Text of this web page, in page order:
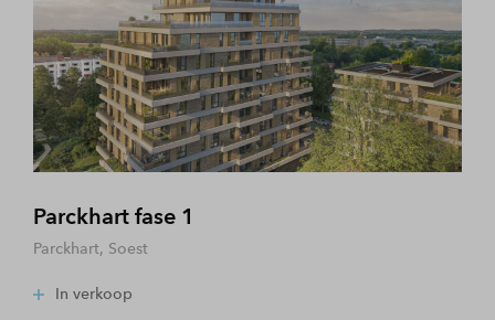
Parckhart fase 1
Parckhart, Soest
In verkoop